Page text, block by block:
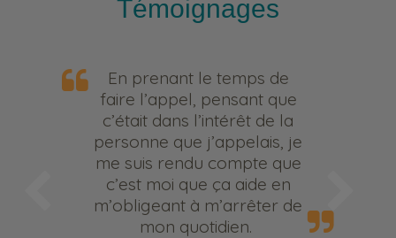
Témoignages
En prenant le temps de
faire l’appel, pensant que
c’était dans l’intérêt de la
personne que j’appelais, je
me suis rendu compte que
c’est moi que ça aide en
m’obligeant à m’arrêter de
mon quotidien.